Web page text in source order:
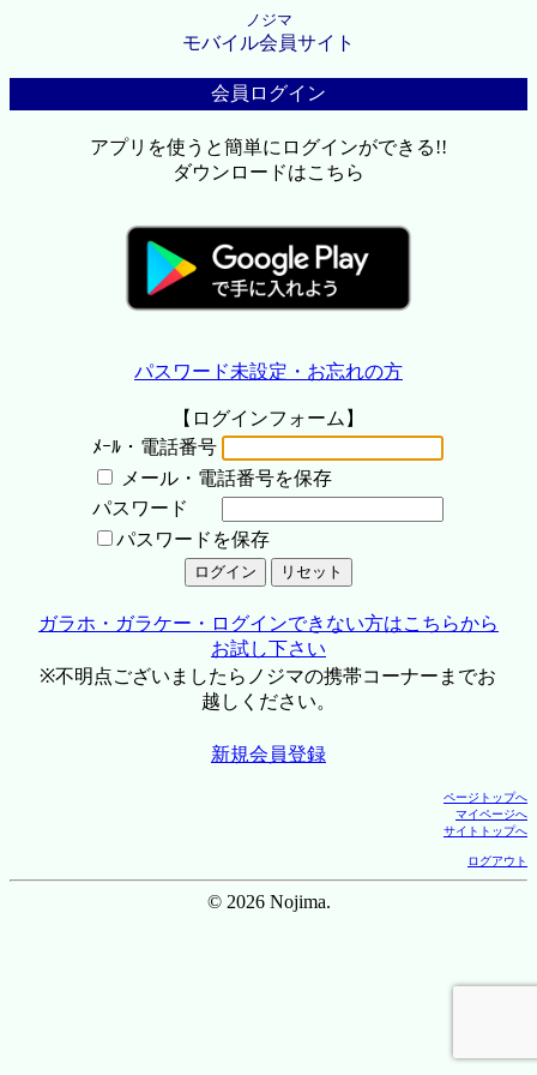
ノジマ
モバイル会員サイト
会員ログイン
アプリを使うと簡単にログインができる!!
ダウンロードはこちら
パスワード未設定・お忘れの方
【ログインフォーム】
ﾒｰﾙ・電話番号
メール・電話番号を保存
パスワード
パスワードを保存
ガラホ・ガラケー・ログインできない方はこちらから
お試し下さい
※不明点ございましたらノジマの携帯コーナーまでお
越しください。
新規会員登録
ページトップへ
マイページへ
サイトトップへ
ログアウト
© 2026 Nojima.